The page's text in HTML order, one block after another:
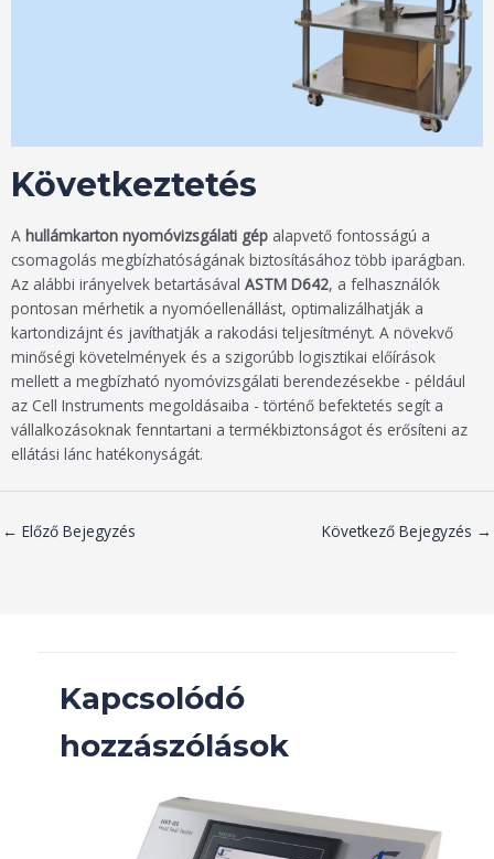
Következtetés
A hullámkarton nyomóvizsgálati gép alapvető fontosságú a
csomagolás megbízhatóságának biztosításához több iparágban.
Az alábbi irányelvek betartásával ASTM D642, a felhasználók
pontosan mérhetik a nyomóellenállást, optimalizálhatják a
kartondizájnt és javíthatják a rakodási teljesítményt. A növekvő
minőségi követelmények és a szigorúbb logisztikai előírások
mellett a megbízható nyomóvizsgálati berendezésekbe - például
az Cell Instruments megoldásaiba - történő befektetés segít a
vállalkozásoknak fenntartani a termékbiztonságot és erősíteni az
ellátási lánc hatékonyságát.
← Előző Bejegyzés Következő Bejegyzés →
Kapcsolódó
hozzászólások